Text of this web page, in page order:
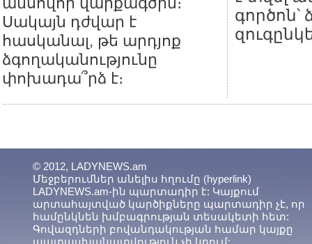
Սակայն դժվար է
հասկանալ, թե արդյոք
ձգողականությունը
փոխադա՞րձ է։
© 2012, LADYNEWS.am
Մեջբերումներ անելիս հղումը (hyperlink)
LADYNEWS.am-ին պարտադիր է: Կայքում
արտահայտված կարծիքները պարտադիր չէ, որ
համընկնեն խմբագրության տեսակետի հետ:
Գովազդների բովանդակության համար կայքը
պատասխանատվություն չի կրում: